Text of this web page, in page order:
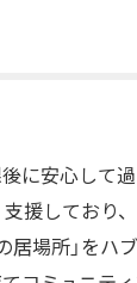
に安心して
支援してお
居場所」を